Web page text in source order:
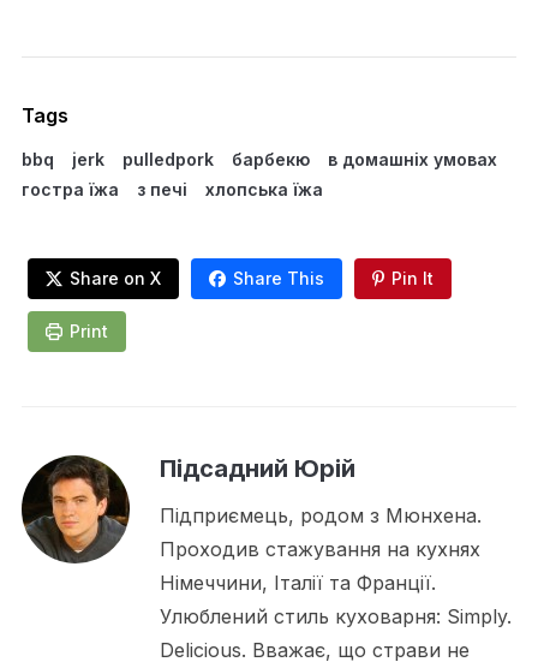
Tags
bbq jerk pulledpork барбекю
в домашніх умовах
гостра їжа
з печі хлопська їжа
Share on X Share This Pin It
Print
Підсадний Юрій
Підприємець, родом з Мюнхена.
Проходив стажування на кухнях
Німеччини, Італії та Франції.
Улюблений стиль куховарня: Simply.
Delicious. Вважає, що страви не